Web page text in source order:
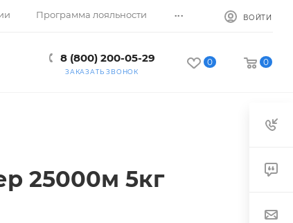
Программа лояльности ... ВОЙТИ
8 (800) 200-05-29
ЗАКАЗАТЬ ЗВОНОК
0 0
25000м 5кг